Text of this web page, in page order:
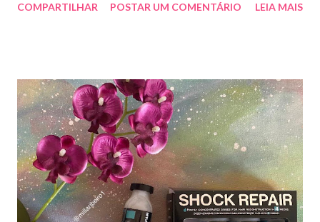
natureza com a praticidade da tecnologia. É o coco 100%
COMPARTILHAR POSTAR UM COMENTÁRIO LEIA MAIS